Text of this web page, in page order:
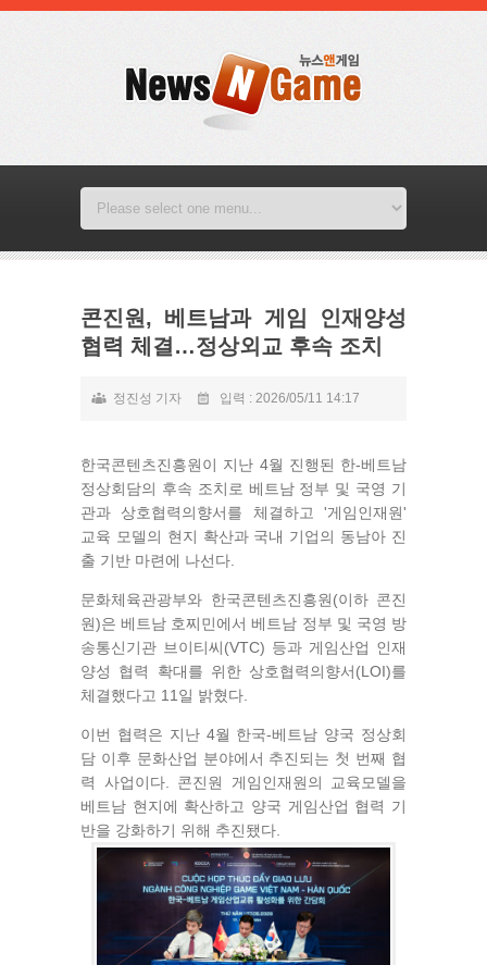
콘진원, 베트남과 게임 인재양성
협력 체결…정상외교 후속 조치
정진성 기자 입력 : 2026/05/11 14:17
한국콘텐츠진흥원이 지난 4월 진행된 한-베트남
정상회담의 후속 조치로 베트남 정부 및 국영 기
관과 상호협력의향서를 체결하고 '게임인재원'
교육 모델의 현지 확산과 국내 기업의 동남아 진
출 기반 마련에 나선다.
문화체육관광부와 한국콘텐츠진흥원(이하 콘진
원)은 베트남 호찌민에서 베트남 정부 및 국영 방
송통신기관 브이티씨(VTC) 등과 게임산업 인재
양성 협력 확대를 위한 상호협력의향서(LOI)를
체결했다고 11일 밝혔다.
이번 협력은 지난 4월 한국-베트남 양국 정상회
담 이후 문화산업 분야에서 추진되는 첫 번째 협
력 사업이다. 콘진원 게임인재원의 교육모델을
베트남 현지에 확산하고 양국 게임산업 협력 기
반을 강화하기 위해 추진됐다.